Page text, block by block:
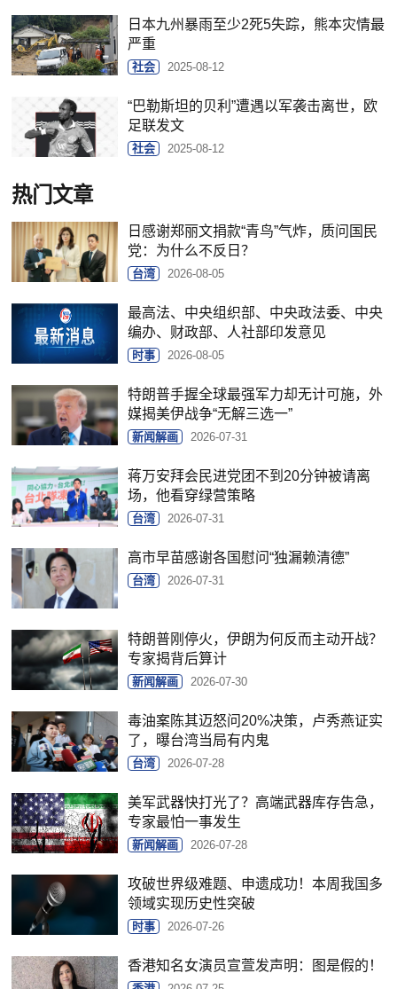
日本九州暴雨至少2死5失踪，熊本灾情最
严重
社会 2025-08-12
“巴勒斯坦的贝利”遭遇以军袭击离世，欧
足联发文
社会 2025-08-12
热门文章
日感谢郑丽文捐款“青鸟”气炸，质问国民
党：为什么不反日？
台湾 2026-08-05
最高法、中央组织部、中央政法委、中央
编办、财政部、人社部印发意见
时事 2026-08-05
特朗普手握全球最强军力却无计可施，外
媒揭美伊战争“无解三选一”
新闻解画 2026-07-31
蒋万安拜会民进党团不到20分钟被请离
场，他看穿绿营策略
台湾 2026-07-31
高市早苗感谢各国慰问“独漏赖清德”
台湾 2026-07-31
特朗普刚停火，伊朗为何反而主动开战？
专家揭背后算计
新闻解画 2026-07-30
毒油案陈其迈怒问20%决策，卢秀燕证实
了，曝台湾当局有内鬼
台湾 2026-07-28
美军武器快打光了？高端武器库存告急，
专家最怕一事发生
新闻解画 2026-07-28
攻破世界级难题、申遗成功！本周我国多
领域实现历史性突破
时事 2026-07-26
香港知名女演员宣萱发声明：图是假的！